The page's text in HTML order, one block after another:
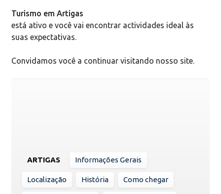
Turismo em Artigas
está ativo e você vai encontrar actividades ideal às
suas expectativas.
Convidamos você a continuar visitando nosso site.
ARTIGAS Informações Gerais
Localização História Como chegar